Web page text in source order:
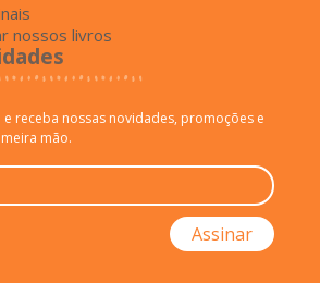
nossos livros
e receba nossas novidades, promoções e
mão.